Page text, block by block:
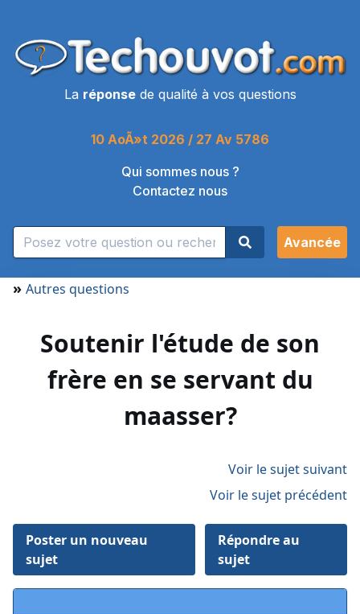
La réponsede qualité à vos questions
10 AoÃ»t 2026 / 27 Av 5786
Qui sommes nous ?
Contactez nous
Avancée
» Autres questions
Soutenir l'étude de son
frère en se servant du
maasser?
Voir le sujet suivant
Voir le sujet précédent
Poster un nouveau
sujet
Répondre au
sujet